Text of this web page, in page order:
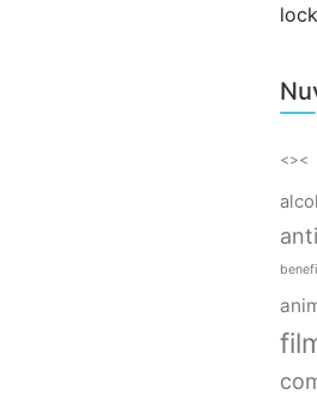
lock
<><
alcol